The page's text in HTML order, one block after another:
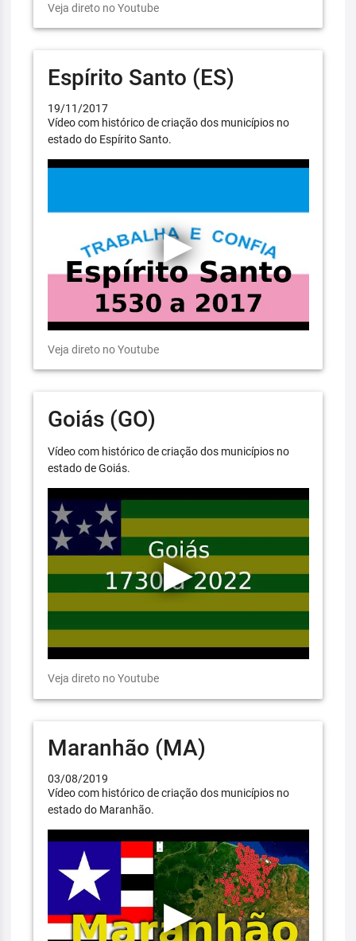
Veja direto no Youtube
Espírito Santo (ES)
19/11/2017
Vídeo com histórico de criação dos municípios no
estado do Espírito Santo.
Veja direto no Youtube
Goiás (GO)
Vídeo com histórico de criação dos municípios no
estado de Goiás.
Veja direto no Youtube
Maranhão (MA)
03/08/2019
Vídeo com histórico de criação dos municípios no
estado do Maranhão.